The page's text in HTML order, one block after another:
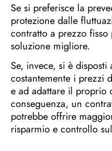
Se si preferisce la
protezione dalle
contratto a prezzo fisso
soluzione migliore.
Se, invece, si è
costantemente i prezzi
e ad adattare il proprio
conseguenza, un
potrebbe offrire
risparmio e controllo